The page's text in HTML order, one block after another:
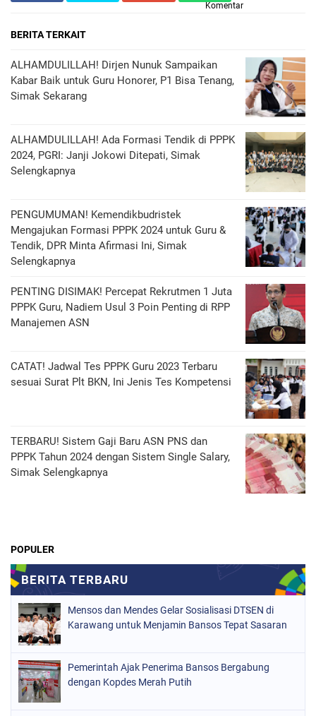
Komentar
BERITA TERKAIT
ALHAMDULILLAH! Dirjen Nunuk Sampaikan
Kabar Baik untuk Guru Honorer, P1 Bisa Tenang,
Simak Sekarang
ALHAMDULILLAH! Ada Formasi Tendik di PPPK
2024, PGRI: Janji Jokowi Ditepati, Simak
Selengkapnya
PENGUMUMAN! Kemendikbudristek
Mengajukan Formasi PPPK 2024 untuk Guru &
Tendik, DPR Minta Afirmasi Ini, Simak
Selengkapnya
PENTING DISIMAK! Percepat Rekrutmen 1 Juta
PPPK Guru, Nadiem Usul 3 Poin Penting di RPP
Manajemen ASN
CATAT! Jadwal Tes PPPK Guru 2023 Terbaru
sesuai Surat Plt BKN, Ini Jenis Tes Kompetensi
TERBARU! Sistem Gaji Baru ASN PNS dan
PPPK Tahun 2024 dengan Sistem Single Salary,
Simak Selengkapnya
POPULER
Mensos dan Mendes Gelar Sosialisasi DTSEN di
Karawang untuk Menjamin Bansos Tepat Sasaran
Pemerintah Ajak Penerima Bansos Bergabung
dengan Kopdes Merah Putih